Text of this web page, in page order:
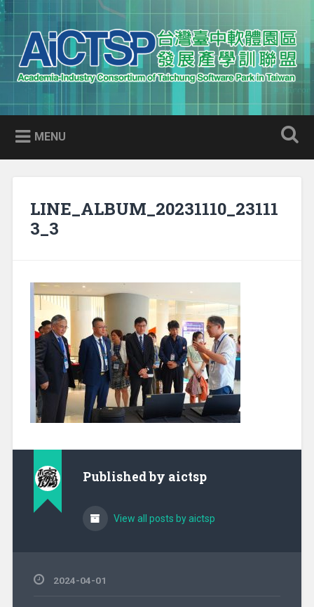
Skip
to
content
Search
AICTSP 台灣臺中軟體園區發展
產學訓聯盟
Academia-Industry Consortium of Taichung Software Park
in Taiwan
MENU
LINE_ALBUM_20231110_23111
3_3
Published by aictsp
View all posts by aictsp
2024-04-01